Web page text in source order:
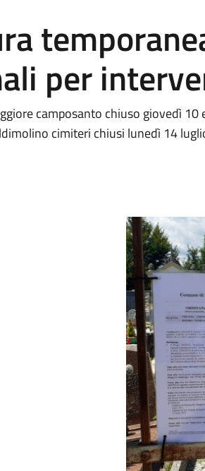
per
camposanto chiuso giovedì 10
cimiteri chiusi lunedì 14